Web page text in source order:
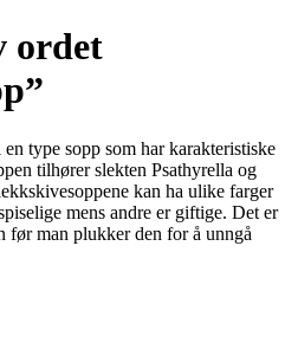
ordet
type sopp som har karakteristiske
tilhører slekten Psathyrella og
kan ha ulike farger
mens andre er giftige. Det er
man plukker den for å unngå